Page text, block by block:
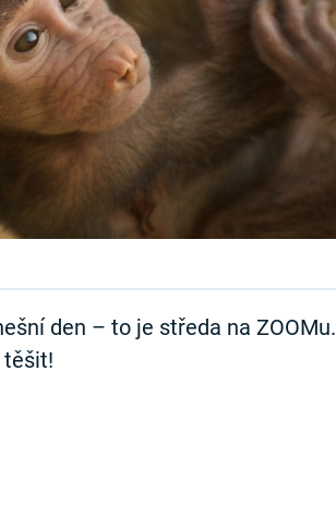
den – to je středa na ZOOMu.
těšit!